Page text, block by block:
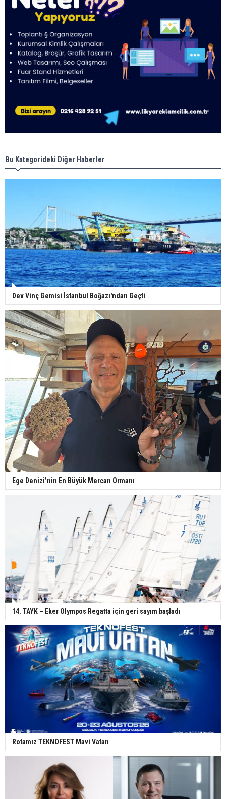
Bu Kategorideki Diğer Haberler
Dev Vinç Gemisi İstanbul Boğazı'ndan Geçti
Ege Denizi’nin En Büyük Mercan Ormanı
14. TAYK – Eker Olympos Regatta için geri sayım başladı
Rotamız TEKNOFEST Mavi Vatan